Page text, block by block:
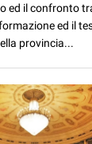
ed il confronto
ed il
provincia...